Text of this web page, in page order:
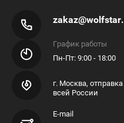
График работы
Пн-Пт: 9:00 - 18:00
г. Москва,
всей России
E-mail